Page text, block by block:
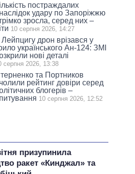
постраждалих
удару по Запоріжжю
зросла, серед них –
10 серпня 2026, 14:27
дрон врізався у
українського Ан-124: ЗМІ
нові деталі
серпня 2026, 13:38
та Портников
рейтинг довіри серед
блогерів –
10 серпня 2026, 12:52
призупинила
ракет «Кинджал» та